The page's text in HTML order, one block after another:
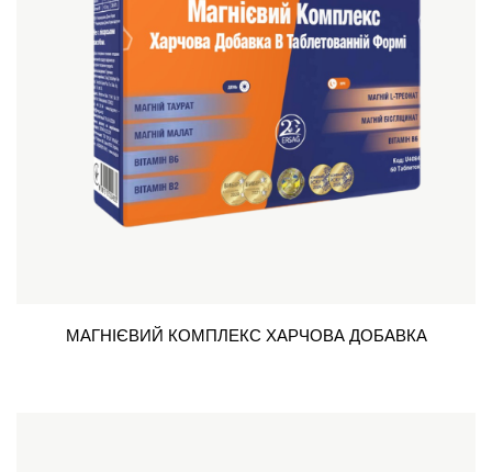
МАГНІЄВИЙ КОМПЛЕКС ХАРЧОВА ДОБАВКА